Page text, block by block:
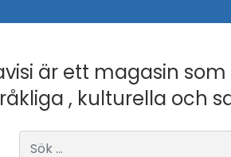
är ett magasin
, kulturella och